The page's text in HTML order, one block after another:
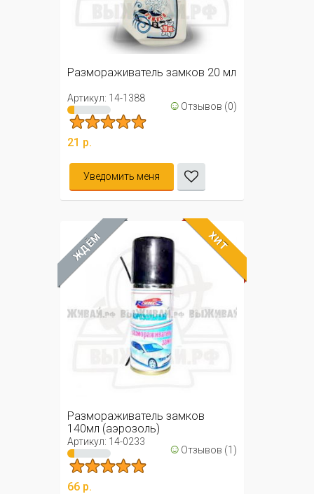
Размораживатель замков 20 мл
Артикул: 14-1388 ☺ Отзывов (0)
21 р.
Уведомить меня
ЖДЁМ ХИТ
Размораживатель замков
140мл (аэрозоль)
Артикул: 14-0233 ☺ Отзывов (1)
66 р.